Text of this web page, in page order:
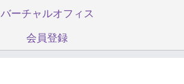
バーチャルオフィス
会員登録